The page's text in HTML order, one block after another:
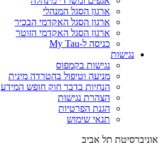
ארגון הסגל המנהלי
ארגון הסגל האקדמי הבכיר
ארגון הסגל האקדמי הזוטר
כניסה ל-My Tau
נגישות
נגישות בקמפוס
מניעה וטיפול בהטרדה מינית
הנחיות בדבר חוק חופש המידע
הצהרת נגישות
הגנת הפרטיות
תנאי שימוש
אוניברסיטת תל אביב